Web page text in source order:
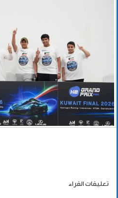
تعليقات القراء